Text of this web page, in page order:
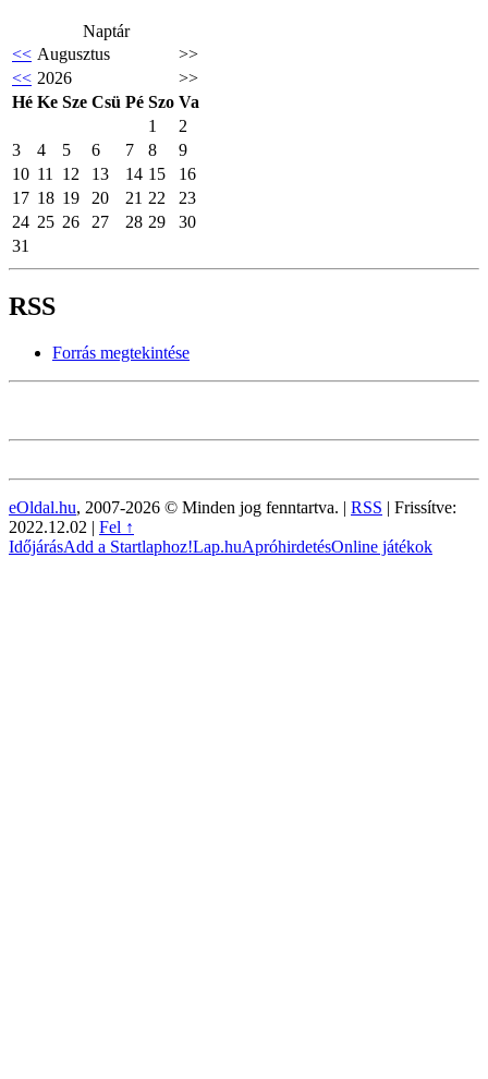
Naptár
<< Augusztus
>>
<< 2026
>>
Hé Ke Sze Csü Pé Szo Va
1
2
3
4 5 6 7 8
9
10 11 12 13 14 15
16
17 18 19 20 21 22
23
24 25 26 27 28 29
30
31
RSS
Forrás megtekintése
eOldal.hu, 2007-2026 © Minden jog fenntartva. | RSS | Frissítve:
2022.12.02 | Fel ↑
IdőjárásAdd a Startlaphoz!Lap.huApróhirdetésOnline játékok